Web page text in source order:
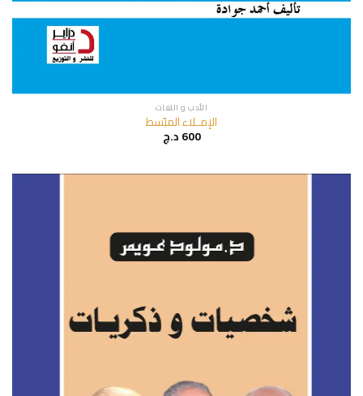
الأدب و اللغات
الإمــلاء المبّسط
600د.ج